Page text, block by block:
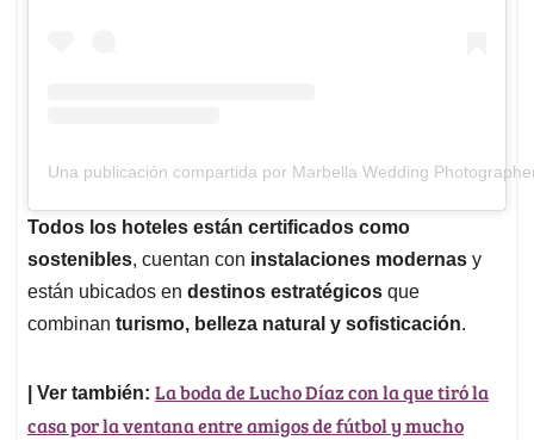
Una publicación compartida por Marbella Wedding
Todos los hoteles están certificados como
sostenibles, cuentan con instalaciones modernas y
están ubicados en destinos estratégicos que
combinan turismo, belleza natural y sofisticación.
| Ver también: La boda de Lucho Díaz con la que tiró la
casa por la ventana entre amigos de fútbol y mucho